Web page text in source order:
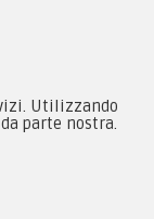
Utilizzando
parte nostra.